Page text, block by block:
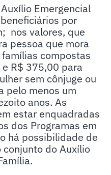
Emergencial
por
nos valores, que
pessoa que mora
compostas
R$ 375,00 para
sem cônjuge ou
pelo menos um
anos. As
estar enquadradas
dos Programas em
há possibilidade de
do Auxílio